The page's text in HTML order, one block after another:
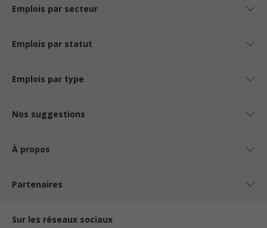
Emplois par secteur
Emplois par statut
Emplois par type
Nos suggestions
À propos
Partenaires
Sur les réseaux sociaux